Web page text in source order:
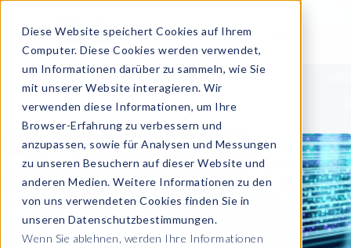
Diese Website speichert Cookies auf Ihrem
Computer. Diese Cookies werden verwendet,
um Informationen darüber zu sammeln, wie Sie
mit unserer Website interagieren. Wir
verwenden diese Informationen, um Ihre
Browser-Erfahrung zu verbessern und
anzupassen, sowie für Analysen und Messungen
zu unseren Besuchern auf dieser Website und
anderen Medien. Weitere Informationen zu den
von uns verwendeten Cookies finden Sie in
unseren Datenschutzbestimmungen.
Wenn Sie ablehnen, werden Ihre Informationen